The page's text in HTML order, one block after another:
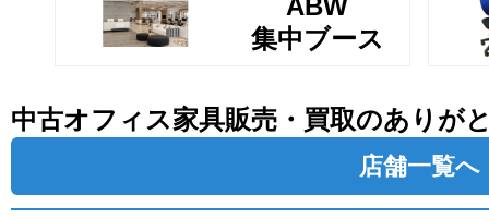
ABW
集中ブース
中古オフィス家具販売・買取のありが
店舗一覧へ